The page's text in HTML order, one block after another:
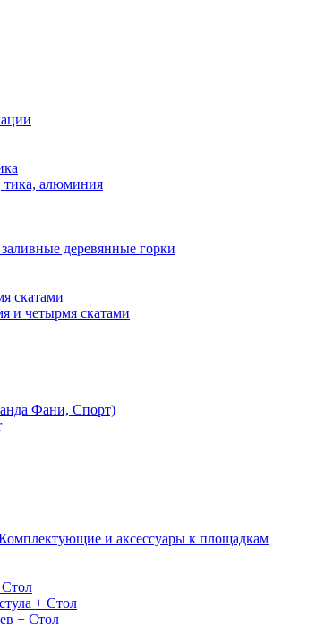
тика, алюминия
деревянные горки
скатами
и четырмя скатами
Фани, Спорт)
и аксессуары к площадкам
Стол
+ Стол
+ Стол